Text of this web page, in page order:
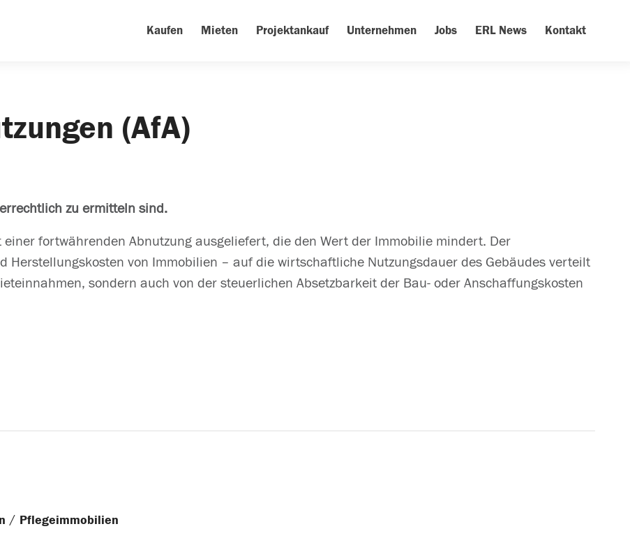
Kaufen Mieten Projektankauf Unternehmen Jobs ERL News Kontakt
(AfA)
zu ermitteln sind.
fortwährenden Abnutzung ausgeliefert, die den Wert der Immobilie mindert. Der
Herstellungskosten von Immobilien – auf die wirtschaftliche Nutzungsdauer des Gebäudes verteilt
sondern auch von der steuerlichen Absetzbarkeit der Bau- oder Anschaffungskosten
/ Pflegeimmobilien